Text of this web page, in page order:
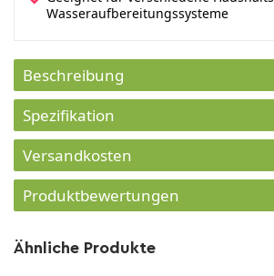
Wasseraufbereitungssysteme
Beschreibung
Spezifikation
Versandkosten
Produktbewertungen
Ähnliche Produkte